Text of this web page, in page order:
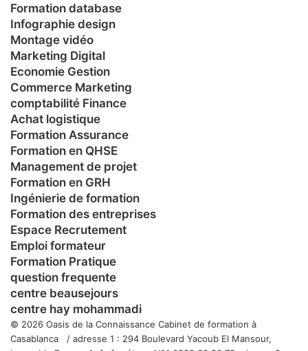
Formation database
Infographie design
Montage vidéo
Marketing Digital
Economie Gestion
Commerce Marketing
comptabilité Finance
Achat logistique
Formation Assurance
Formation en QHSE
Management de projet
Formation en GRH
Ingénierie de formation
Formation des entreprises
Espace Recrutement
Emploi formateur
Formation Pratique
question frequente
centre beausejours
centre hay mohammadi
© 2026 Oasis de la Connaissance Cabinet de formation à
Casablanca / adresse 1 : 294 Boulevard Yacoub El Mansour,